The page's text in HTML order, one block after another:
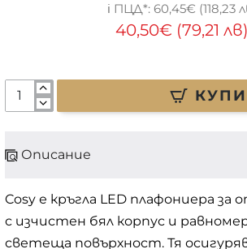
40,50€ (79,21 лв)
60,45€ (118,23
КУПИ
Описание
Cosy е кръгла LED плафониера
с изчистен бял корпус и
светеща повърхност. Тя